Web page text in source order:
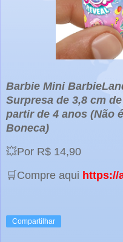
Barbie Mini
Surpresa de 3,8 cm
partir de 4 anos (Não
Boneca)
💥Por R$ 14,90
🛒Compre aqui https://
Compartilhar